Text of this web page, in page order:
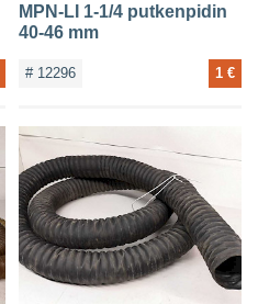
MPN-LI 1-1/4 putkenpidin
40-46 mm
# 12296 1 €